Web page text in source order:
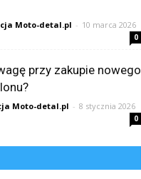
Moto-detal.pl - 10 marca 2026
0
przy zakupie nowego
Moto-detal.pl - 8 stycznia 2026
0